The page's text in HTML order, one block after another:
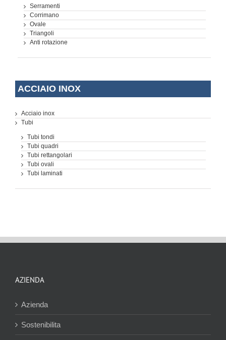
Serramenti
Corrimano
Ovale
Triangoli
Anti rotazione
ACCIAIO INOX
Acciaio inox
Tubi
Tubi tondi
Tubi quadri
Tubi rettangolari
Tubi ovali
Tubi laminati
AZIENDA
Azienda
Sostenibilita